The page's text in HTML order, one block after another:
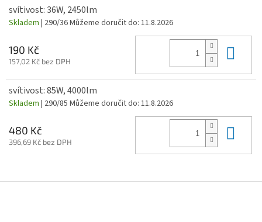
svítivost: 36W, 2450lm
Skladem | 290/36Můžeme doručit do: 11.8.2026
190 Kč
157,02 Kč bez DPH
svítivost: 85W, 4000lm
Skladem | 290/85 Můžeme doručit do: 11.8.2026
480 Kč
396,69 Kč bez DPH